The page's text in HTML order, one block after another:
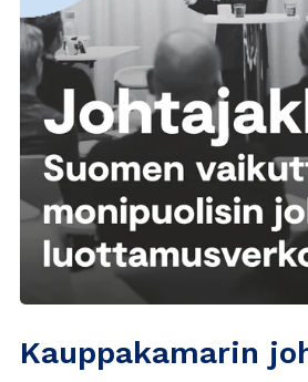
Kauppakamarin